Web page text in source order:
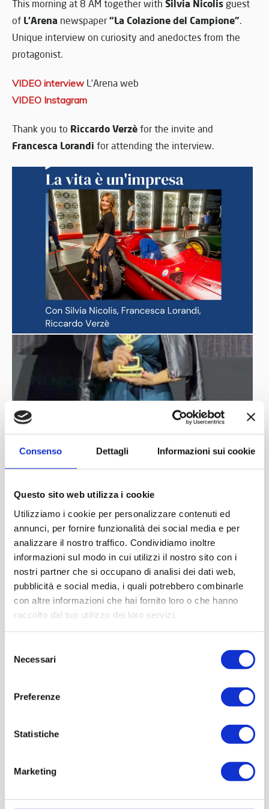
Consenso Dettagli Informazioni sui cookie
Questo sito web utilizza i cookie
Utilizziamo i cookie per personalizzare contenuti ed
annunci, per fornire funzionalità dei social media e per
analizzare il nostro traffico. Condividiamo inoltre
informazioni sul modo in cui utilizzi il nostro sito con i
nostri partner che si occupano di analisi dei dati web,
pubblicità e social media, i quali potrebbero combinarle
con altre informazioni che hai fornito loro o che hanno
raccolto dal tuo utilizzo dei loro servizi.
delNecessari
Preferenze
Statistiche
Marketing
This morning at 8 AM together with Silvia Nicolis guest
of L’Arena newspaper “La Colazione del Campione”.
Unique interview on curiosity and anedoctes from the
protagonist.
VIDEO interview L’Arena web
VIDEO Instagram
Thank you to Riccardo Verzè for the invite and
Francesca Lorandi for attending the interview.
Magnat-Debon, 1926, HM
Next Post
Under the patronage of Network